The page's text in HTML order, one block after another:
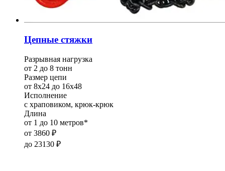
Цепные стяжки
Разрывная нагрузка
от 2 до 8 тонн
Размер цепи
от 8х24 до 16х48
Исполнение
с храповиком, крюк-крюк
Длина
от 1 до 10 метров*
от 3860 ₽
до 23130 ₽